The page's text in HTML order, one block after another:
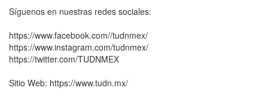
Síguenos en nuestras redes sociales:
https://www.facebook.com//tudnmex/
https://www.instagram.com/tudnmex/
https://twitter.com/TUDNMEX
Sitio Web: https://www.tudn.mx/